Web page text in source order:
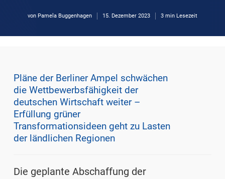
von Pamela Buggenhagen 15. Dezember 2023 3 min Lesezeit
Pläne der Berliner Ampel schwächen
die Wettbewerbsfähigkeit der
deutschen Wirtschaft weiter –
Erfüllung grüner
Transformationsideen geht zu Lasten
der ländlichen Regionen
Die geplante Abschaffung der